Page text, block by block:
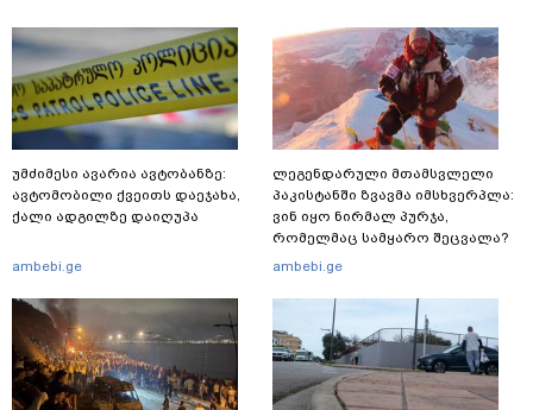
უმძიმესი ავარია ავტობანზე:
ავტომობილი ქვეითს დაეჯახა,
ქალი ადგილზე დაიღუპა
ambebi.ge
ლეგენდარული მთამსვლელი
პაკისტანში ზვავმა იმსხვერპლა:
ვინ იყო ნირმალ პურჯა,
რომელმაც სამყარო შეცვალა?
ambebi.ge